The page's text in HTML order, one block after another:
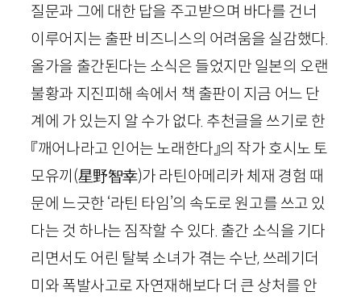
질문과 그에 대한 답을 주고받으며 바다를 건너
이루어지는 출판 비즈니스의 어려움을 실감했다.
올가을 출간된다는 소식은 들었지만 일본의 오랜
불황과 지진피해 속에서 책 출판이 지금 어느 단
계에 가 있는지 알 수가 없다. 추천글을 쓰기로 한
『깨어나라고 인어는 노래한다』의 작가 호시노 토
모유끼(星野智幸)가 라틴아메리카 체재 경험 때
문에 느긋한 ‘라틴 타임’의 속도로 원고를 쓰고 있
다는 것 하나는 짐작할 수 있다. 출간 소식을 기다
리면서도 어린 탈북 소녀가 겪는 수난, 쓰레기더
미와 폭발사고로 자연재해보다 더 큰 상처를 안